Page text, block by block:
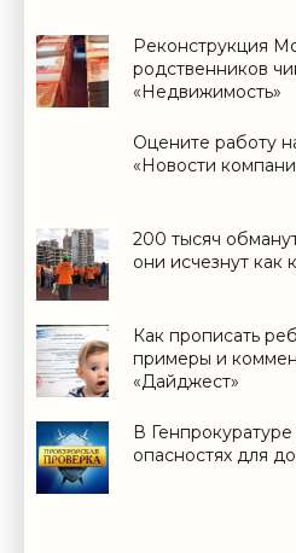
Реконструкция
родственников
«Недвижимость»
Оцените работу
«Новости
200 тысяч
они исчезнут как
Как прописать
примеры и
«Дайджест»
В
опасностях для